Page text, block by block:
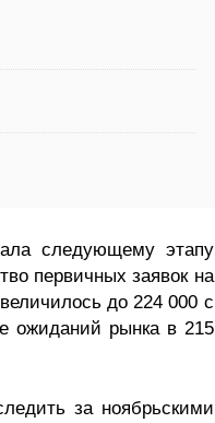
следующему этапу
первичных заявок на
до 224 000 с
ожиданий рынка в 215
за ноябрьскими